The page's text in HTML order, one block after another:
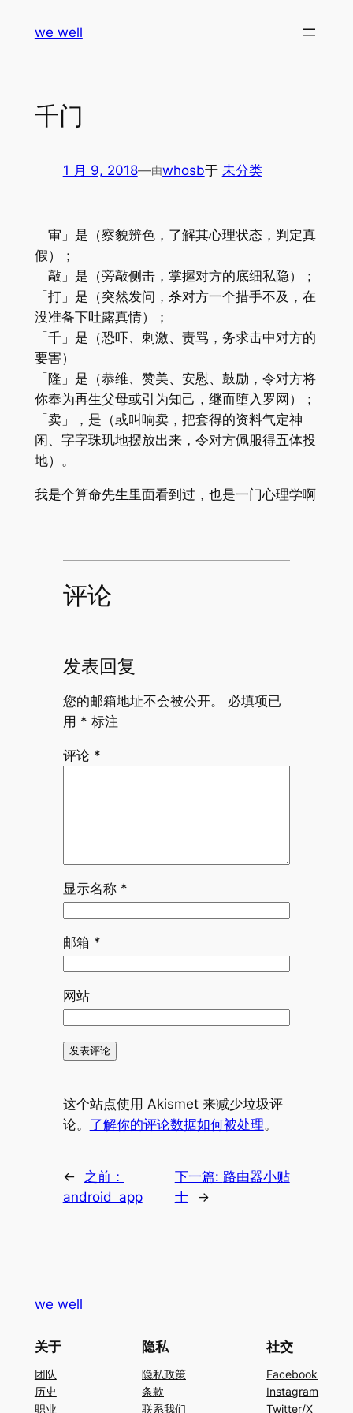
we well
千门
1 月 9, 2018—由whosb于 未分类
「审」是（察貌辨色，了解其心理状态，判定真
假）；
「敲」是（旁敲侧击，掌握对方的底细私隐）；
「打」是（突然发问，杀对方一个措手不及，在
没准备下吐露真情）；
「千」是（恐吓、刺激、责骂，务求击中对方的
要害）
「隆」是（恭维、赞美、安慰、鼓励，令对方将
你奉为再生父母或引为知己，继而堕入罗网）；
「卖」，是（或叫响卖，把套得的资料气定神
闲、字字珠玑地摆放出来，令对方佩服得五体投
地）。
我是个算命先生里面看到过，也是一门心理学啊
评论
发表回复
您的邮箱地址不会被公开。
必填项已
用 * 标注
评论 *
显示名称 *
邮箱 *
网站
这个站点使用 Akismet 来减少垃圾评
论。 了解你的评论数据如何被处理。
←
之前：
android_app
下一篇: 路由器小贴
士
→
we well
关于
团队
历史
职业
隐私
隐私政策
条款
联系我们
社交
Facebook
Instagram
Twitter/X